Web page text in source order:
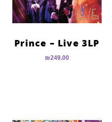
Prince – Live 3LP
₪249.00